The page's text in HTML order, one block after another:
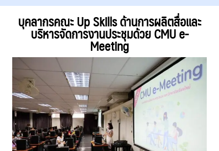
บุคลากรคณะ Up Skills ด้านการผลิตสื่อและ
บริหารจัดการงานประชุมด้วย CMU e-
Meeting